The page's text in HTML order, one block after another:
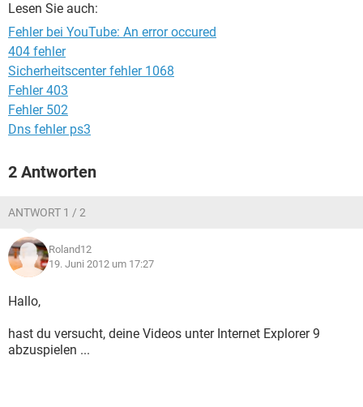
Danke
Lesen Sie auch:
Fehler bei YouTube: An error occured
404 fehler
Sicherheitscenter fehler 1068
Fehler 403
Fehler 502
Dns fehler ps3
2 Antworten
ANTWORT 1 / 2
Roland12
19. Juni 2012 um 17:27
Hallo,
hast du versucht, deine Videos unter Internet Explorer 9
abzuspielen ...